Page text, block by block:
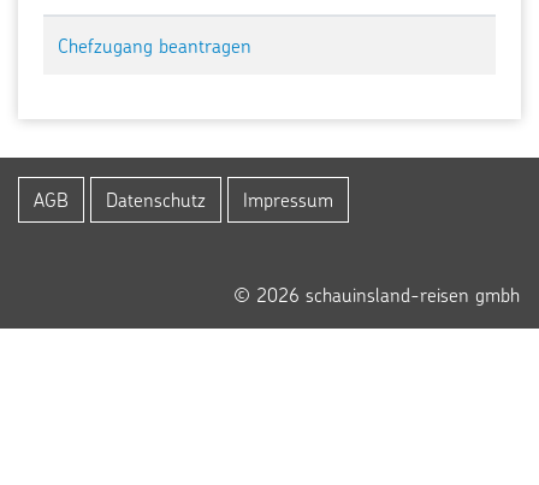
Chefzugang beantragen
AGB Datenschutz Impressum
© 2026 schauinsland-reisen gmbh